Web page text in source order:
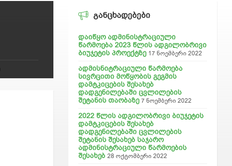
ᲒᲐᲜᲪᲮᲐᲓᲔᲑᲔᲑᲘ
დაიწყო ადმინისტრაციული
წარმოება 2023 წლის ადგილობრივი
ბიუჯეტის პროექტზე 17 ნოემბერი 2022
ადმისნიტრაციული წარმოება
სივრცითი მოწყობის გეგმის
დამტკიცების შესახებ
დადგენილებაში ცვლილების
შეტანის თაობაზე 7 ნოემბერი 2022
2022 წლის ადგილობრივი ბიუჯეტის
დამტკიცების შესახებ
დადგენილებაში ცვლილების
შეტანის შესახებ საჯარო
ადმინისტრაციული წარმოების
შესახებ 28 ოქტომბერი 2022